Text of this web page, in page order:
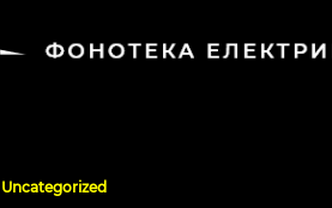
Uncategorized